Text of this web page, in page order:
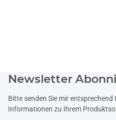
Newsletter
Bitte senden Sie mir entsprechend
Informationen zu Ihrem